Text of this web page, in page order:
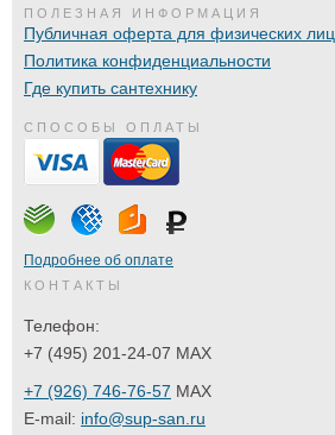
ПОЛЕЗНАЯ ИНФОРМАЦИЯ
Публичная оферта для физических лиц
Политика конфиденциальности
Где купить сантехнику
СПОСОБЫ ОПЛАТЫ
Подробнее об оплате
КОНТАКТЫ
Телефон:
+7 (495) 201-24-07 MAX
+7 (926) 746-76-57 MAX
E-mail: info@sup-san.ru